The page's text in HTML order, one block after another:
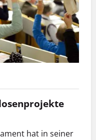
hat in seiner